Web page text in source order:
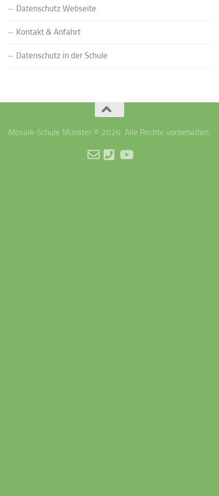
Datenschutz Webseite
Kontakt & Anfahrt
Datenschutz in der Schule
Mosaik-Schule Münster © 2026. Alle Rechte vorbehalten.